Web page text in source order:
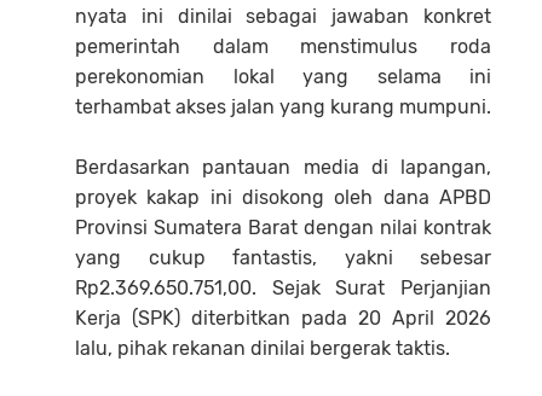
nyata ini dinilai sebagai jawaban konkret
pemerintah dalam menstimulus roda
perekonomian lokal yang selama ini
terhambat akses jalan yang kurang mumpuni.
Berdasarkan pantauan media di lapangan,
proyek kakap ini disokong oleh dana APBD
Provinsi Sumatera Barat dengan nilai kontrak
yang cukup fantastis, yakni sebesar
Rp2.369.650.751,00. Sejak Surat Perjanjian
Kerja (SPK) diterbitkan pada 20 April 2026
lalu, pihak rekanan dinilai bergerak taktis.